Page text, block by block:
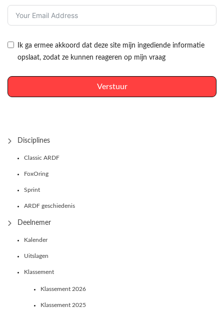
Ik ga ermee akkoord dat deze site mijn ingediende informatie
opslaat, zodat ze kunnen reageren op mijn vraag
Verstuur
Disciplines
Classic ARDF
FoxOring
Sprint
ARDF geschiedenis
Deelnemer
Kalender
Uitslagen
Klassement
Klassement 2026
Klassement 2025